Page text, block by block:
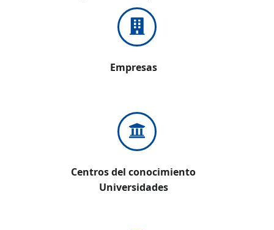
Empresas
Centros del conocimiento
Universidades